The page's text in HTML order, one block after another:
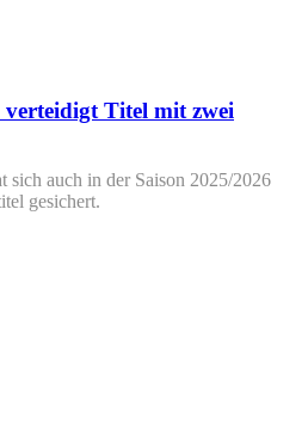
Titel mit zwei
auch in der Saison 2025/2026
gesichert.